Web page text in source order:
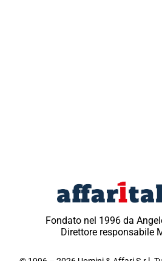
Fondato nel 1996 da
Direttore responsabile